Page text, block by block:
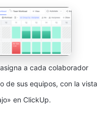
a cada colaborador
de sus equipos, con la vista
en ClickUp.